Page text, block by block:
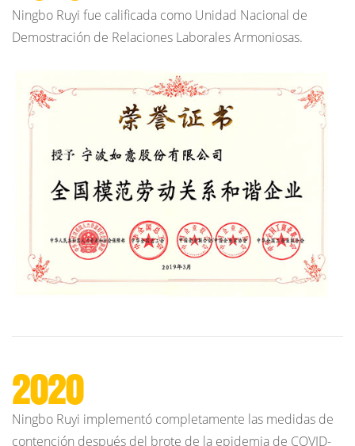
Ningbo Ruyi fue calificada como Unidad Nacional de
Demostración de Relaciones Laborales Armoniosas.
2020
Ningbo Ruyi implementó completamente las medidas de
contención después del brote de la epidemia de COVID-